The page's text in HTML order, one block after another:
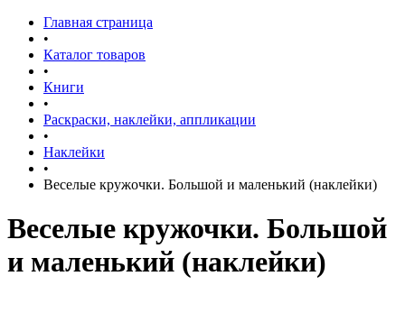
Главная страница
•
Каталог товаров
•
Книги
•
Раскраски, наклейки, аппликации
•
Наклейки
•
Веселые кружочки. Большой и маленький (наклейки)
Веселые кружочки. Большой
и маленький (наклейки)